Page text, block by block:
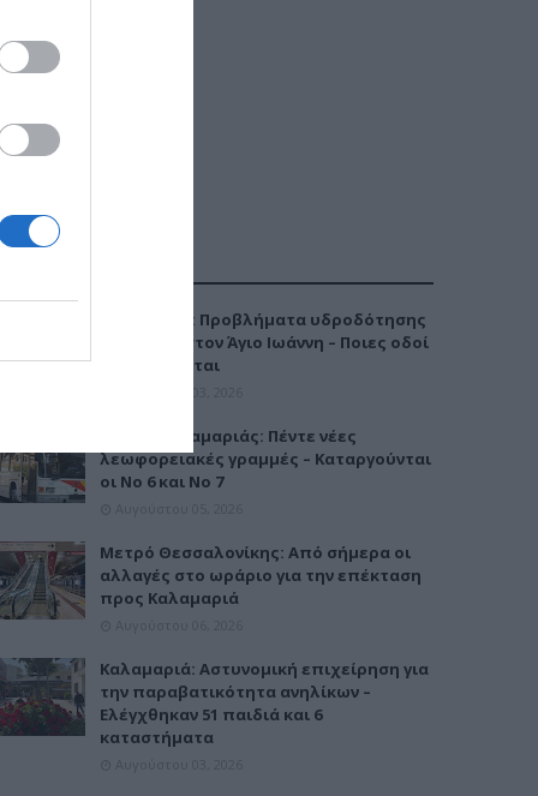
Καλαμαριά: Προβλήματα υδροδότησης
την Τρίτη στον Άγιο Ιωάννη – Ποιες οδοί
επηρεάζονται
Μετρό Καλαμαριάς: Πέντε νέες
λεωφορειακές γραμμές – Καταργούνται
οι Νο 6 και Νο 7
Μετρό Θεσσαλονίκης: Από σήμερα οι
αλλαγές στο ωράριο για την επέκταση
προς Καλαμαριά
Καλαμαριά: Αστυνομική επιχείρηση για
την παραβατικότητα ανηλίκων –
Ελέγχθηκαν 51 παιδιά και 6
καταστήματα